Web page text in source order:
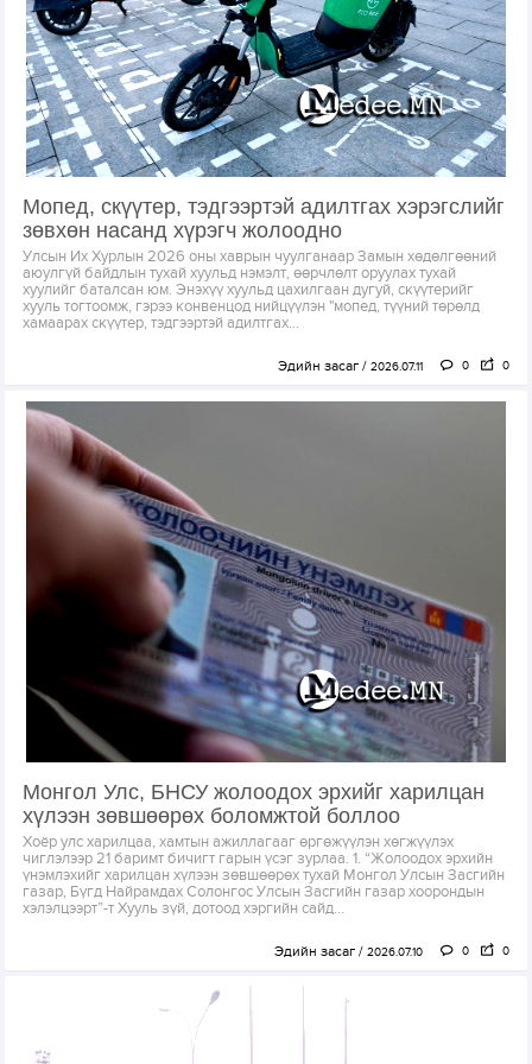
Мопед, скүүтер, тэдгээртэй адилтгах хэрэгслийг
зөвхөн насанд хүрэгч жолоодно
Улсын Их Хурлын 2026 оны хаврын чуулганаар Замын хөдөлгөөний
аюулгүй байдлын тухай хуульд нэмэлт, өөрчлөлт оруулах тухай
хуулийг баталсан юм. Энэхүү хуульд цахилгаан дугуй, скүүтерийг
хууль тогтоомж, гэрээ конвенцод нийцүүлэн "мопед, түүний төрөлд
хамаарах скүүтер, тэдгээртэй адилтгах...
Эдийн засаг 2026.07.11 0 0
Монгол Улс, БНСУ жолоодох эрхийг харилцан
хүлээн зөвшөөрөх боломжтой боллоо
Хоёр улс харилцаа, хамтын ажиллагааг өргөжүүлэн хөгжүүлэх
чиглэлээр 21 баримт бичигт гарын үсэг зурлаа. 1. “Жолоодох эрхийн
үнэмлэхийг харилцан хүлээн зөвшөөрөх тухай Монгол Улсын Засгийн
газар, Бүгд Найрамдах Солонгос Улсын Засгийн газар хоорондын
хэлэлцээрт”-т Хууль зүй, дотоод хэргийн сайд...
Эдийн засаг 2026.07.10 0 0